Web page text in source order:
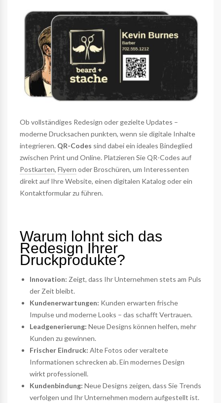
Ob vollständiges Redesign oder gezielte Updates –
moderne Drucksachen punkten, wenn sie digitale Inhalte
integrieren. QR-Codes sind dabei ein ideales Bindeglied
zwischen Print und Online. Platzieren Sie QR-Codes auf
Postkarten, Flyern oder Broschüren, um Interessenten
direkt auf Ihre Website, einen digitalen Katalog oder ein
Kontaktformular zu führen.
Warum lohnt sich das
Redesign Ihrer
Druckprodukte?
Innovation: Zeigt, dass Ihr Unternehmen stets am Puls
der Zeit bleibt.
Kundenerwartungen: Kunden erwarten frische
Impulse und moderne Looks – das schafft Vertrauen.
Leadgenerierung: Neue Designs können helfen, mehr
Kunden zu gewinnen.
Frischer Eindruck: Alte Fotos oder veraltete
Informationen schrecken ab. Ein modernes Design
wirkt professionell.
Kundenbindung: Neue Designs zeigen, dass Sie Trends
verfolgen und Ihr Unternehmen modern aufgestellt ist.